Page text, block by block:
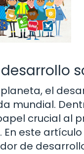
el
mundial.
crucial al
este
de